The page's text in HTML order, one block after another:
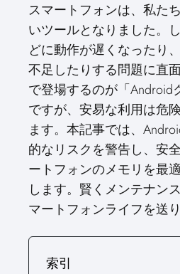
r
o
n
w
t
t
e
)
r
e
o
n
e
b
o
o
k
r
n
t
e
s
t
スマートフォンは、私た
いツールとなりました。
どに動作が遅くなったり
不足したりする問題に直
で登場するのが「Android
ですが、安易な利用は危
ます。本記事では、
的なリスクを警告し、安
ートフォンのメモリを最
します。賢くメンテナン
マートフォンライフを送
索引